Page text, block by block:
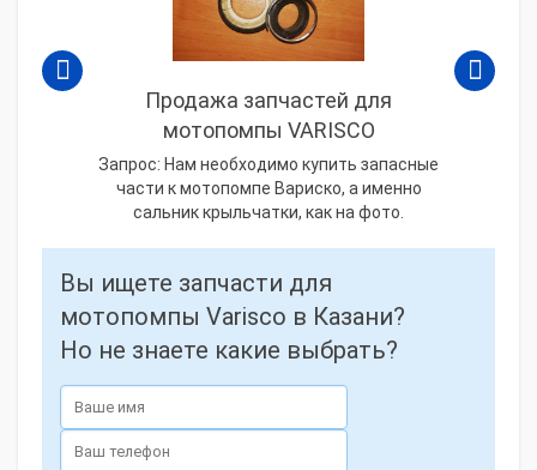
Продажа запчастей для
мотопомпы VARISCO
Запрос: Нам необходимо купить запасные
части к мотопомпе Вариско, а именно
сальник крыльчатки, как на фото.
Вы ищете запчасти для
мотопомпы Varisco в Казани?
Но не знаете какие выбрать?